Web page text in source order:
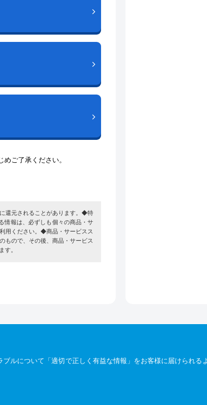
ご了承ください。
還元されることがあります。◆特
情報は、必ずしも個々の商品・サ
用ください。◆商品・サービスス
もので、その後、商品・サービス
す。
ルについて「適切で正しく有益な情報」をお客様に届けられる